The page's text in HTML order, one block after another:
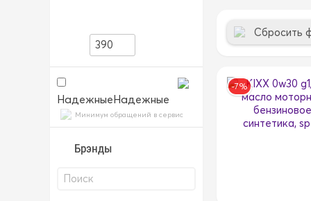
НадежныеНадежные
Минимум обращений в сервис
Брэнды
Сбросить
-7%